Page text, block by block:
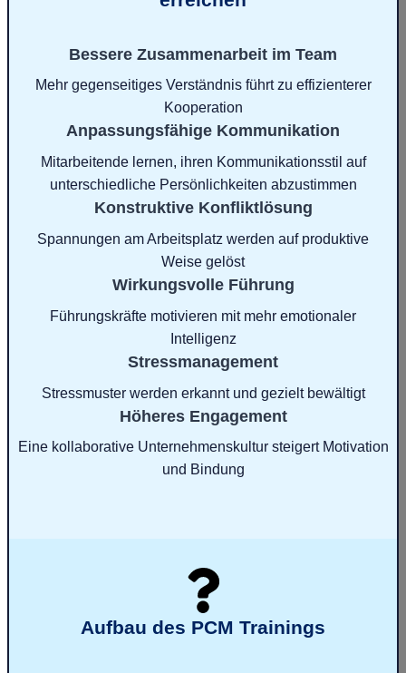
Bessere Zusammenarbeit im Team
Mehr gegenseitiges Verständnis führt zu effizienterer
Kooperation
Anpassungsfähige Kommunikation
Mitarbeitende lernen, ihren Kommunikationsstil auf
unterschiedliche Persönlichkeiten abzustimmen
Konstruktive Konfliktlösung
Spannungen am Arbeitsplatz werden auf produktive
Weise gelöst
Wirkungsvolle Führung
Führungskräfte motivieren mit mehr emotionaler
Intelligenz
Stressmanagement
Stressmuster werden erkannt und gezielt bewältigt
Höheres Engagement
Eine kollaborative Unternehmenskultur steigert Motivation
und Bindung
Aufbau des PCM Trainings